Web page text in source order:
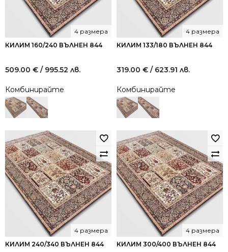
КИЛИМ 160/240 ВЪЛНЕН 844
4 размера
509.00 € / 995.52 лв.
Комбинирайте
КИЛИМ 133/180 ВЪЛНЕН 844
4 размера
319.00 € / 623.91 лв.
Комбинирайте
КИЛИМ 240/340 ВЪЛНЕН 844
4 размера
КИЛИМ 300/400 ВЪЛНЕН 844
4 размера